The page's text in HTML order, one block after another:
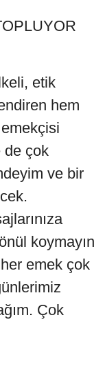
etik
hem
de çok
ve bir
koymayın
emek çok
Çok